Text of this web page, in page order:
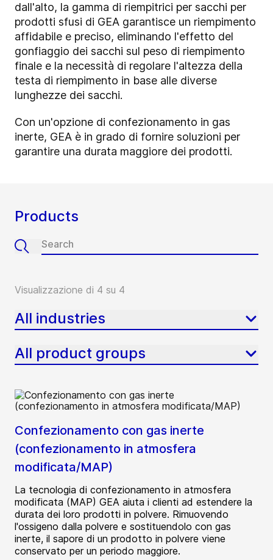
dall'alto, la gamma di riempitrici per sacchi per
prodotti sfusi di GEA garantisce un riempimento
affidabile e preciso, eliminando l'effetto del
gonfiaggio dei sacchi sul peso di riempimento
finale e la necessità di regolare l'altezza della
testa di riempimento in base alle diverse
lunghezze dei sacchi.
Con un'opzione di confezionamento in gas
inerte, GEA è in grado di fornire soluzioni per
garantire una durata maggiore dei prodotti.
Products
Visualizzazione di 4 su 4
All industries
All product groups
Confezionamento con gas inerte
(confezionamento in atmosfera
modificata/MAP)
La tecnologia di confezionamento in atmosfera
modificata (MAP) GEA aiuta i clienti ad estendere la
durata dei loro prodotti in polvere. Rimuovendo
l'ossigeno dalla polvere e sostituendolo con gas
inerte, il sapore di un prodotto in polvere viene
conservato per un periodo maggiore.